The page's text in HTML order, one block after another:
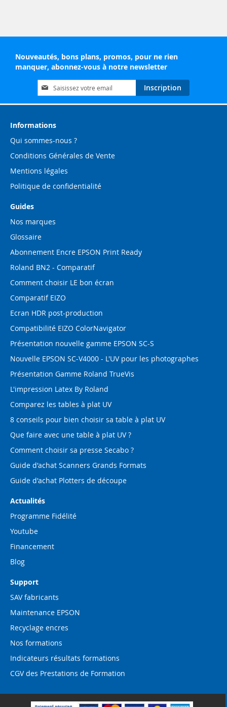
Nouveautés, bons plans, promos, pour ne rien
manquer, abonnez-vous à notre newsletter
Inscription
à
notre
d’information
Inscription
Informations
Qui sommes-nous ?
Conditions Générales de Vente
Mentions légales
Politique de confidentialité
Guides
Nos marques
Glossaire
Abonnement Encre EPSON Print Ready
Roland BN2 - Comparatif
Comment choisir LE bon écran
Comparatif EIZO
Ecran HDR post-production
Compatibilité EIZO ColorNavigator
Présentation nouvelle gamme EPSON SC-S
Nouvelle EPSON SC-V4000 - L'UV pour les photographes
Présentation Gamme Roland TrueVis
L'impression Latex By Roland
Comparez les tables à plat UV
8 conseils pour bien choisir sa table à plat UV
Que faire avec une table à plat UV ?
Comment choisir sa presse Secabo ?
Guide d'achat Scanners Grands Formats
Guide d'achat Plotters de découpe
Actualités
Programme Fidélité
Youtube
Financement
Blog
Support
SAV fabricants
Maintenance EPSON
Recyclage encres
Nos formations
Indicateurs résultats formations
CGV des Prestations de Formation